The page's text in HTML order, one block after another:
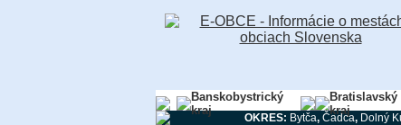
Banskobystrický
kraj
Bratislavský
kraj
OKRES: Bytča, Čadca, Dolný